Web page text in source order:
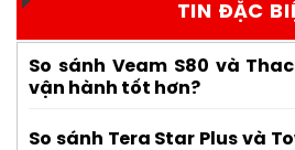
TIN ĐẶC
So sánh Veam S80 và
vận hành tốt hơn?
So sánh Tera Star Plus và